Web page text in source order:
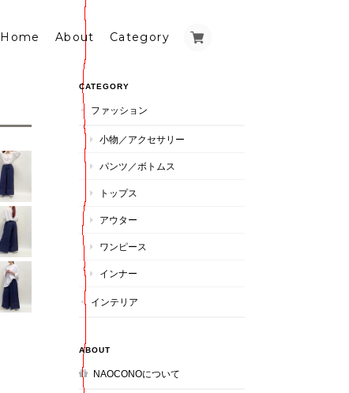
Home About Category
CATEGORY
ファッション
小物／アクセサリー
パンツ／ボトムス
トップス
アウター
ワンピース
インナー
インテリア
ABOUT
NAOCONOについて